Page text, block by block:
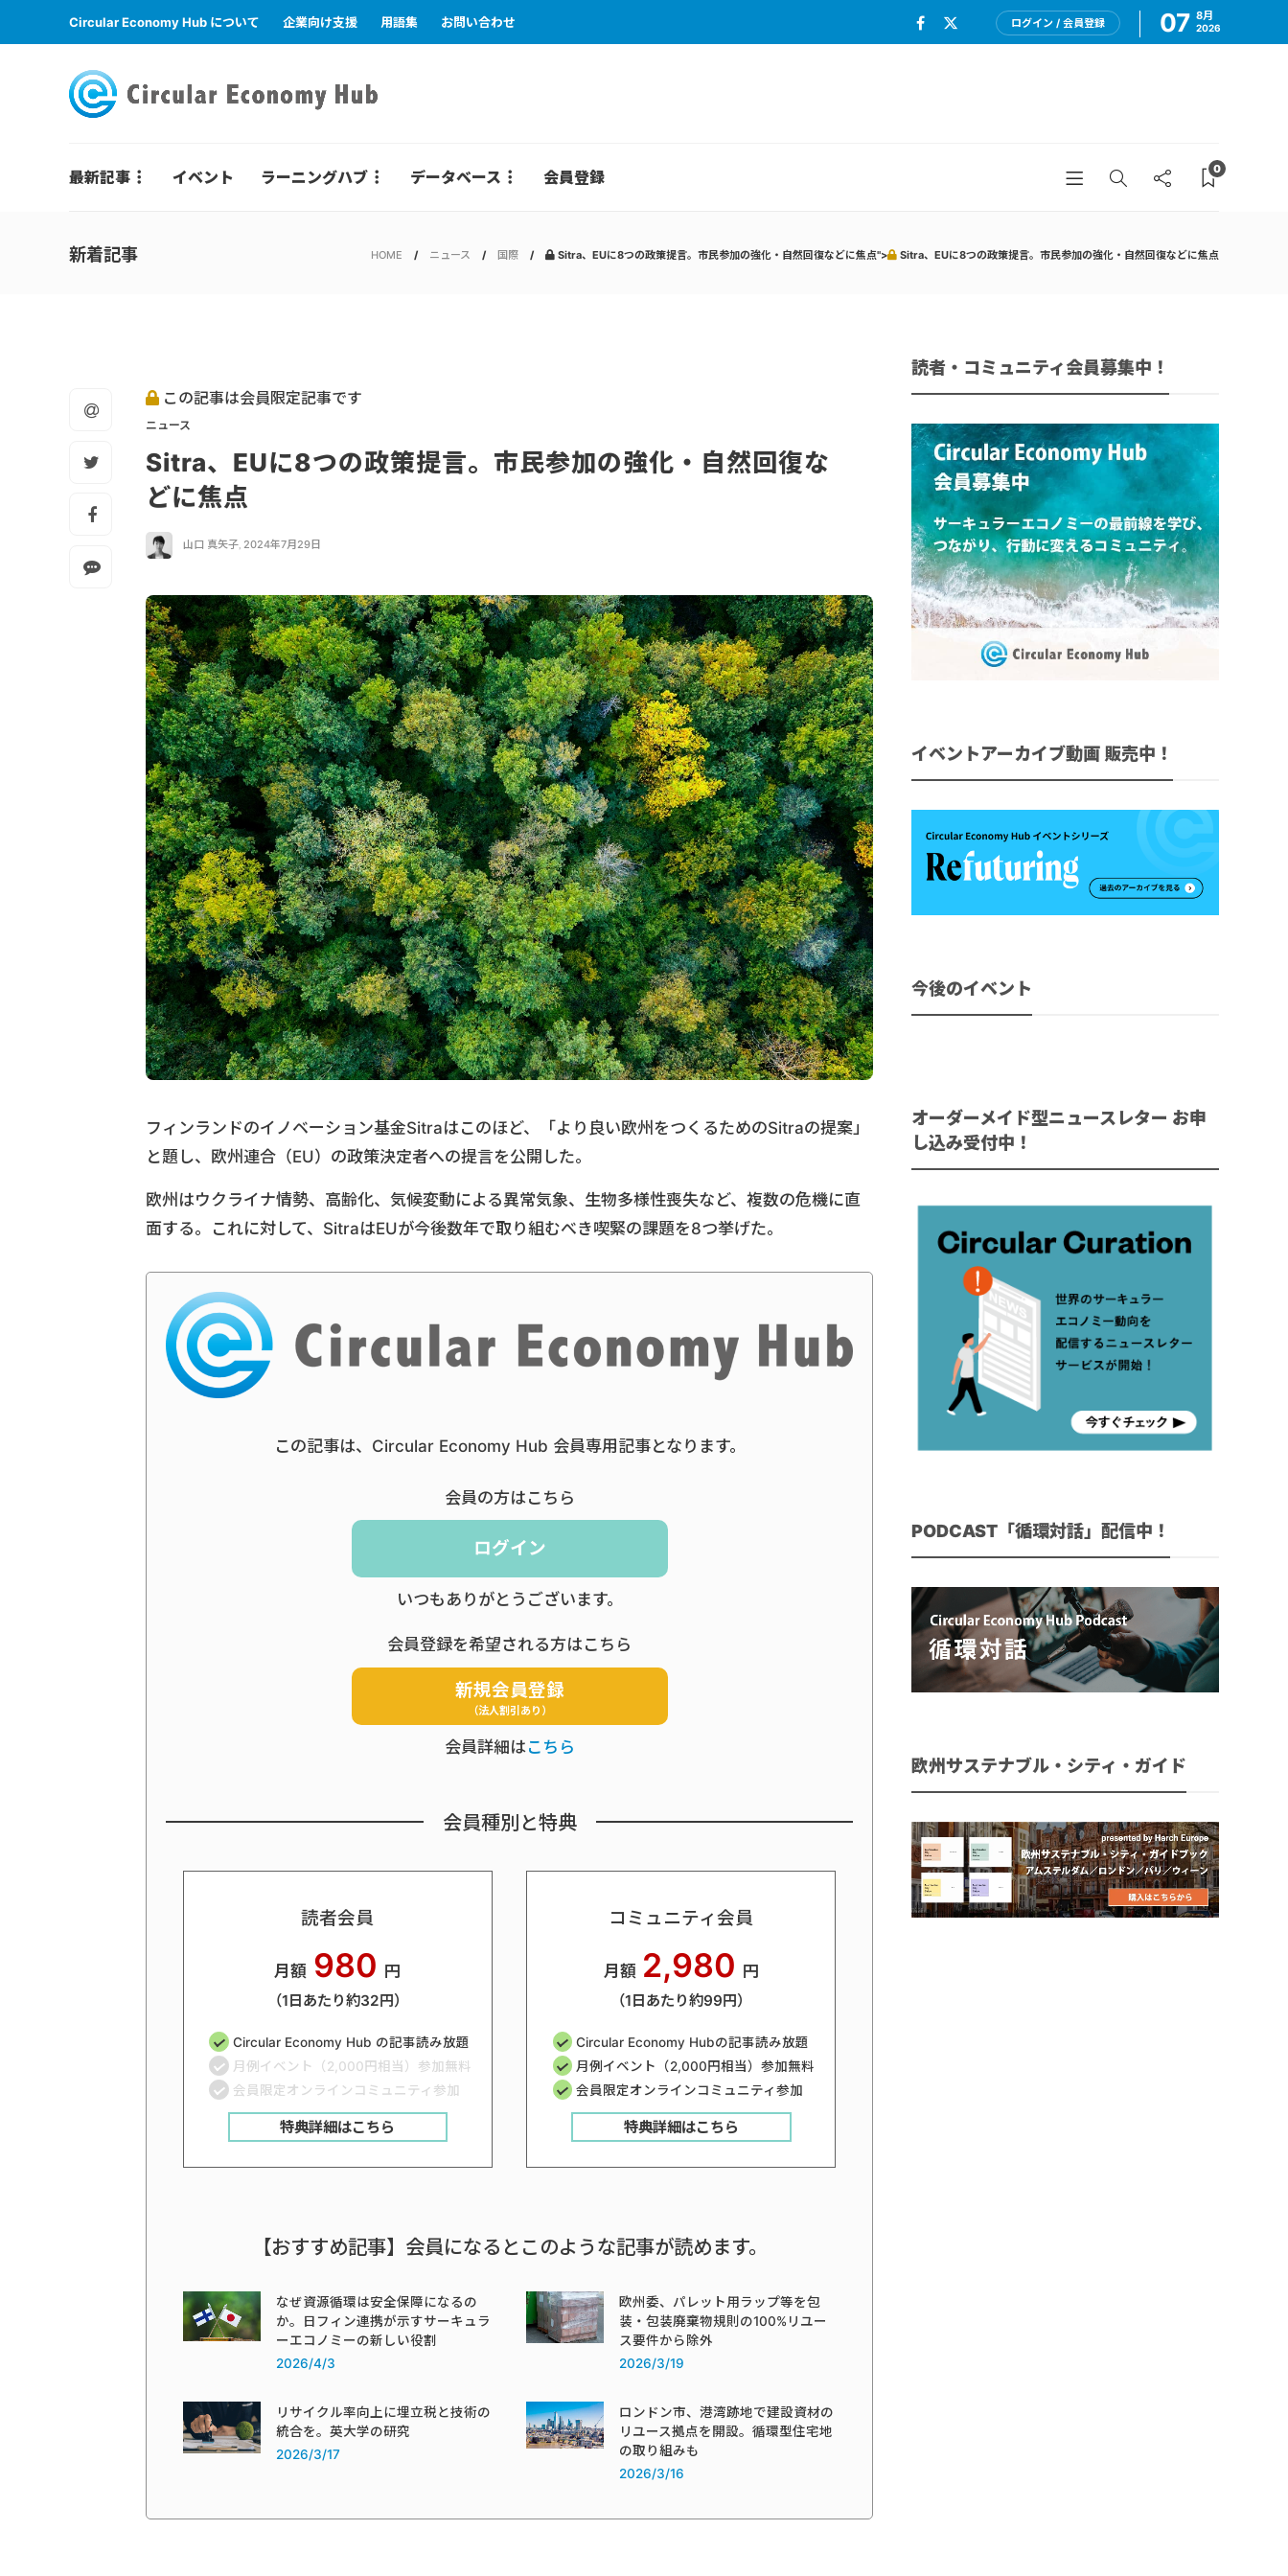
Circular Economy Hub について 企業向け支援 用語集 お問い合わせ ログイン / 会員登録 07 8月
2026
最新記事 イベント ラーニングハブ データベース 会員登録 0
新着記事 HOME ニュース 国際 Sitra、EUに8つの政策提言。市民参加の強化・自然回復などに焦点"> Sitra、EUに8つの政策提言。市民参加の強化・自然回復などに焦点
この記事は会員限定記事です
ニュース
Sitra、EUに8つの政策提言。市民参加の強化・自然回復な
どに焦点
山口 真矢子, 2024年7月29日
フィンランドのイノベーション基金Sitraはこのほど、「より良い欧州をつくるためのSitraの提案」
と題し、欧州連合（EU）の政策決定者への提言を公開した。
欧州はウクライナ情勢、高齢化、気候変動による異常気象、生物多様性喪失など、複数の危機に直
面する。これに対して、SitraはEUが今後数年で取り組むべき喫緊の課題を8つ挙げた。
この記事は、Circular Economy Hub 会員専用記事となります。
会員の方はこちら
ログイン
いつもありがとうございます。
会員登録を希望される方はこちら
新規会員登録
（法人割引あり）
会員詳細はこちら
会員種別と特典
読者会員
月額 980 円
（1日あたり約32円）
Circular Economy Hub の記事読み放題
月例イベント（2,000円相当）参加無料
会員限定オンラインコミュニティ参加
特典詳細はこちら
コミュニティ会員
月額 2,980 円
（1日あたり約99円）
Circular Economy Hubの記事読み放題
月例イベント（2,000円相当）参加無料
会員限定オンラインコミュニティ参加
特典詳細はこちら
【おすすめ記事】会員になるとこのような記事が読めます。
なぜ資源循環は安全保障になるの
か。日フィン連携が示すサーキュラ
ーエコノミーの新しい役割
2026/4/3
欧州委、パレット用ラップ等を包
装・包装廃棄物規則の100%リユー
ス要件から除外
2026/3/19
リサイクル率向上に埋立税と技術の
統合を。英大学の研究
2026/3/17
ロンドン市、港湾跡地で建設資材の
リユース拠点を開設。循環型住宅地
の取り組みも
2026/3/16
読者・コミュニティ会員募集中！
イベントアーカイブ動画 販売中！
今後のイベント
オーダーメイド型ニュースレター お申
し込み受付中！
PODCAST「循環対話」配信中！
欧州サステナブル・シティ・ガイド